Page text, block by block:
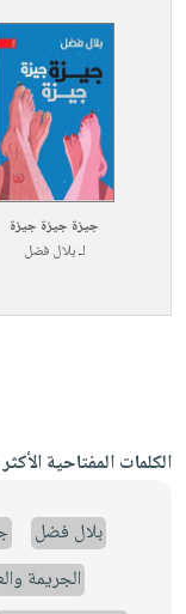
جيزة جيزة جيزة
لـبلال فضل
الكلمات المفتاحية
بلال فضل
الجريمة